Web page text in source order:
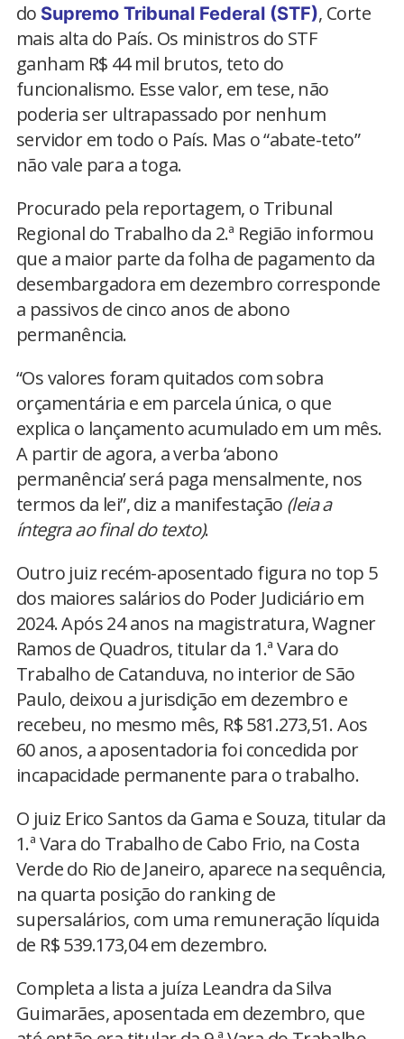
do Supremo Tribunal Federal (STF), Corte
mais alta do País. Os ministros do STF
ganham R$ 44 mil brutos, teto do
funcionalismo. Esse valor, em tese, não
poderia ser ultrapassado por nenhum
servidor em todo o País. Mas o “abate-teto”
não vale para a toga.
Procurado pela reportagem, o Tribunal
Regional do Trabalho da 2.ª Região informou
que a maior parte da folha de pagamento da
desembargadora em dezembro corresponde
a passivos de cinco anos de abono
permanência.
“Os valores foram quitados com sobra
orçamentária e em parcela única, o que
explica o lançamento acumulado em um mês.
A partir de agora, a verba ‘abono
permanência’ será paga mensalmente, nos
termos da lei”, diz a manifestação (leia a
íntegra ao final do texto).
Outro juiz recém-aposentado figura no top 5
dos maiores salários do Poder Judiciário em
2024. Após 24 anos na magistratura, Wagner
Ramos de Quadros, titular da 1.ª Vara do
Trabalho de Catanduva, no interior de São
Paulo, deixou a jurisdição em dezembro e
recebeu, no mesmo mês, R$ 581.273,51. Aos
60 anos, a aposentadoria foi concedida por
incapacidade permanente para o trabalho.
O juiz Erico Santos da Gama e Souza, titular da
1.ª Vara do Trabalho de Cabo Frio, na Costa
Verde do Rio de Janeiro, aparece na sequência,
na quarta posição do ranking de
supersalários, com uma remuneração líquida
de R$ 539.173,04 em dezembro.
Completa a lista a juíza Leandra da Silva
Guimarães, aposentada em dezembro, que